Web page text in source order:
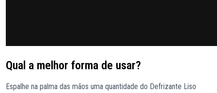
Qual a melhor forma de usar?
Espalhe na palma das mãos uma quantidade do Defrizante Liso